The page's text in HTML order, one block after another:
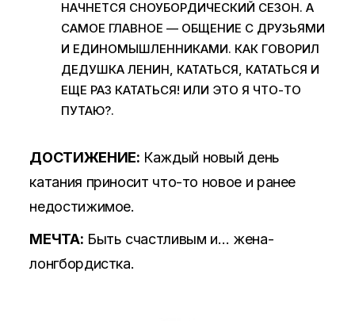
НАЧНЕТСЯ СНОУБОРДИЧЕСКИЙ СЕЗОН. А
САМОЕ ГЛАВНОЕ — ОБЩЕНИЕ С ДРУЗЬЯМИ
И ЕДИНОМЫШЛЕННИКАМИ. КАК ГОВОРИЛ
ДЕДУШКА ЛЕНИН, КАТАТЬСЯ, КАТАТЬСЯ И
ЕЩЕ РАЗ КАТАТЬСЯ! ИЛИ ЭТО Я ЧТО-ТО
ПУТАЮ?.
ДОСТИЖЕНИЕ: Каждый новый день
катания приносит что-то новое и ранее
недостижимое.
МЕЧТА: Быть счастливым и… жена-
лонгбордистка.